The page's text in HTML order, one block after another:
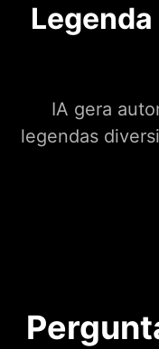
IA gera
legendas